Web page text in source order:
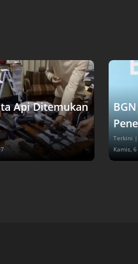
Api Ditemukan
Terkini
Kamis,